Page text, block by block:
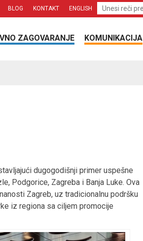
BLOG KONTAKT ENGLISH
ZAGOVARANJE KOMUNIKACIJA
dugogodišnji primer uspešne
Podgorice, Zagreba i Banja Luke. Ova
Zagreb, uz tradicionalnu podršku
iz regiona sa ciljem promocije